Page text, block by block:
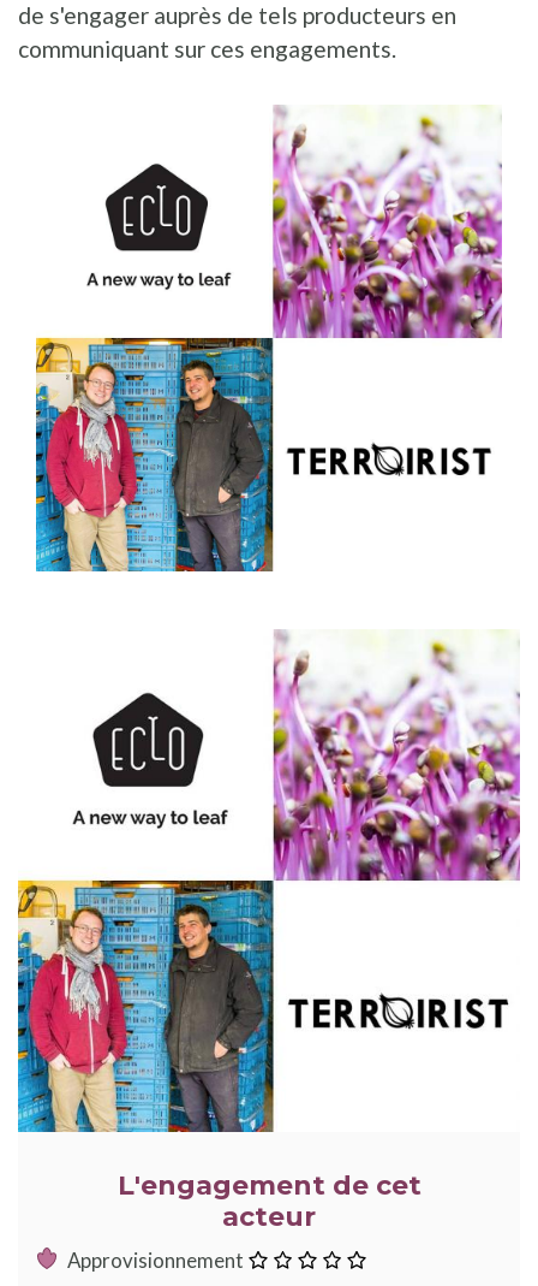
de s'engager auprès de tels producteurs en
communiquant sur ces engagements.
L'engagement de cet
acteur
Approvisionnement